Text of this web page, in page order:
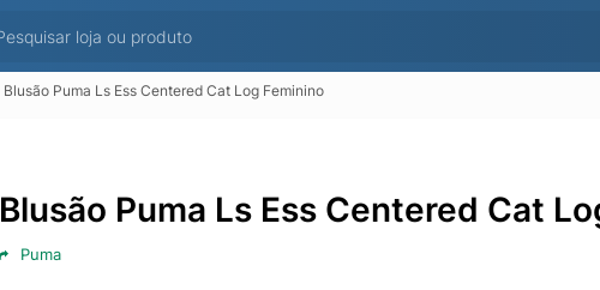
Blusão Puma Ls Ess Centered Cat Log Feminino
Blusão Puma Ls Ess Centered Cat
Puma